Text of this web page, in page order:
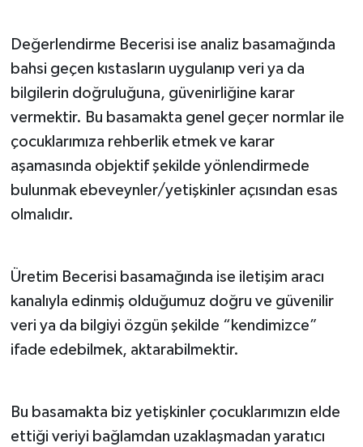
Değerlendirme Becerisi ise analiz basamağında
bahsi geçen kıstasların uygulanıp veri ya da
bilgilerin doğruluğuna, güvenirliğine karar
vermektir. Bu basamakta genel geçer normlar ile
çocuklarımıza rehberlik etmek ve karar
aşamasında objektif şekilde yönlendirmede
bulunmak ebeveynler/yetişkinler açısından esas
olmalıdır.
Üretim Becerisi basamağında ise iletişim aracı
kanalıyla edinmiş olduğumuz doğru ve güvenilir
veri ya da bilgiyi özgün şekilde “kendimizce”
ifade edebilmek, aktarabilmektir.
Bu basamakta biz yetişkinler çocuklarımızın elde
ettiği veriyi bağlamdan uzaklaşmadan yaratıcı